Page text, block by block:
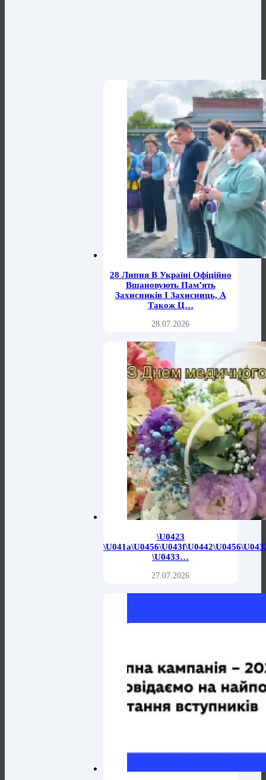
28 Липня В Україні Офіційно
Вшановують Пам’ять
Захисників І Захисниць, А
Також Ц…
28.07.2026
\u0423
\u0433…
27.07.2026